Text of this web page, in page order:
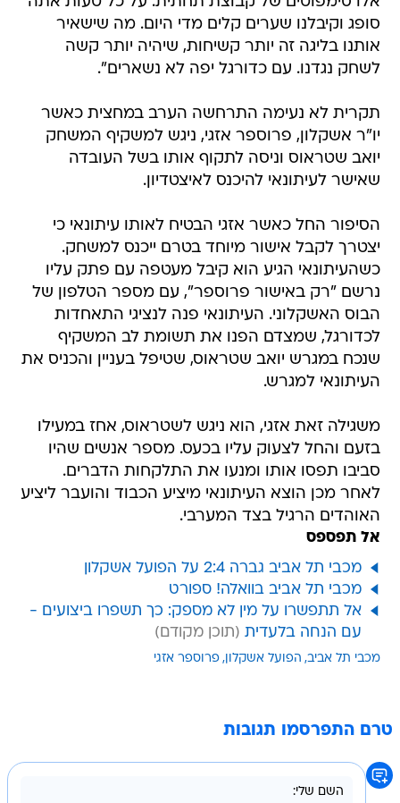
סופג וקיבלנו שערים קלים מדי היום. מה שישאיר
אותנו בליגה זה יותר קשיחות, שיהיה יותר קשה
לשחק נגדנו. עם כדורגל יפה לא נשארים".
תקרית לא נעימה התרחשה הערב במחצית כאשר
יו"ר אשקלון, פרוספר אזגי, ניגש למשקיף המשחק
יואב שטראוס וניסה לתקוף אותו בשל העובדה
שאישר לעיתונאי להיכנס לאיצטדיון.
הסיפור החל כאשר אזגי הבטיח לאותו עיתונאי כי
יצטרך לקבל אישור מיוחד בטרם ייכנס למשחק.
כשהעיתונאי הגיע הוא קיבל מעטפה עם פתק עליו
נרשם "רק באישור פרוספר", עם מספר הטלפון של
הבוס האשקלוני. העיתונאי פנה לנציגי התאחדות
לכדורגל, שמצדם הפנו את תשומת לב המשקיף
שנכח במגרש יואב שטראוס, שטיפל בעניין והכניס את
העיתונאי למגרש.
משגילה זאת אזגי, הוא ניגש לשטראוס, אחז במעילו
בזעם והחל לצעוק עליו בכעס. מספר אנשים שהיו
סביבו תפסו אותו ומנעו את התלקחות הדברים.
לאחר מכן הוצא העיתונאי מיציע הכבוד והועבר ליציע
האוהדים הרגיל בצד המערבי.
אל תפספס
מכבי תל אביב גברה 2:4 על הפועל אשקלון
מכבי תל אביב בוואלה! ספורט
אל תתפשרו על מין לא מספק: כך תשפרו ביצועים -
עם הנחה בלעדית
מכבי תל אביב הפועל אשקלון פרוספר אזגי
טרם התפרסמו תגובות